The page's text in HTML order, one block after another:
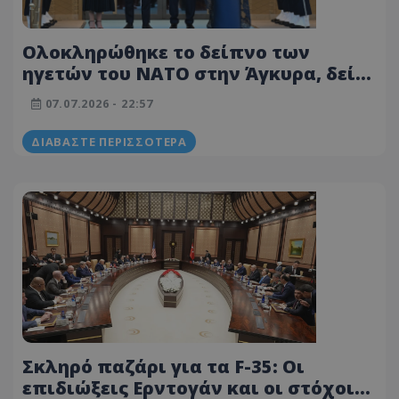
Ολοκληρώθηκε το δείπνο των
ηγετών του NATO στην Άγκυρα, δείτε
την υποδοχή Μητσοτάκη από τον
Ερντογάν στο Λευκό Παλάτι
07.07.2026 - 22:57
ΔΙΑΒΆΣΤΕ ΠΕΡΙΣΣΌΤΕΡΑ
Σκληρό παζάρι για τα F-35: Οι
επιδιώξεις Ερντογάν και οι στόχοι